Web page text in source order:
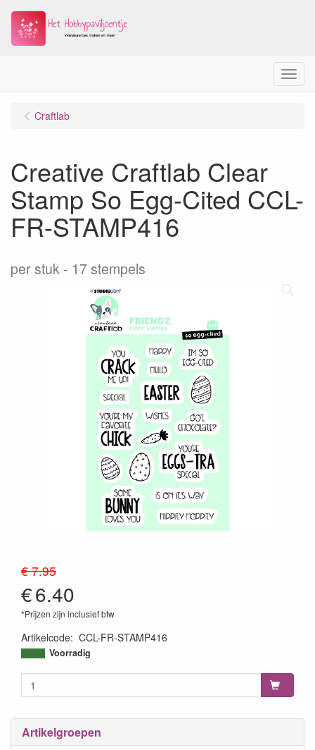
Menu
Artikelgroepen
Craftlab
Creative Craftlab Clear
Stamp So Egg-Cited CCL-
FR-STAMP416
per stuk 17 stempels
€ 7.95
€6.40
*Prijzen zijn inclusief btw
Artikelcode: CCL-FR-STAMP416
8713943140796
Voorradig